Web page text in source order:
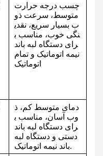
چسب درجه حرارت
متوسط، سرعت ذو
ب بسیار سریع، نقدی
نگی خوب، مناسب ب
رای دستگاه لبه باند
نیمه اتوماتیک و تمام
اتوماتیک
دمای متوسط ​​​​کم، ذ
وب آسان، مناسب ب
رای دستگاه لبه باند
دستی و دستگاه لبه
باند نیمه اتوماتیک.